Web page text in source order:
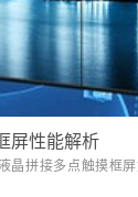
屏性能解析
晶拼接多点触摸框